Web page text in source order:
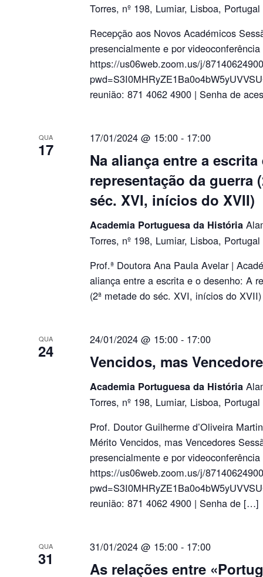
Torres, nº 198, Lumiar, Lisboa, Portugal
Recepção aos Novos Académicos
presencialmente e por
https://us06web.zoom.us/j/
reunião: 871 4062 4900 | Senha de
QUA
17
Na aliança entre a
representação da guerra
séc. XVI, inícios do XVII)
17/01/2024 @ 15:00 - 17:00
Academia Portuguesa da História
Torres, nº 198, Lumiar, Lisboa, Portugal
Prof.ª Doutora Ana Paula Avelar |
aliança entre a escrita e o desenho: A
(2ª metade do séc. XVI, inícios do
QUA
24
Vencidos, mas
24/01/2024 @ 15:00 - 17:00
Academia Portuguesa da História
Torres, nº 198, Lumiar, Lisboa, Portugal
Prof. Doutor Guilherme d’Oliveira
Mérito Vencidos, mas Vencedores
presencialmente e por
https://us06web.zoom.us/j/
reunião: 871 4062 4900 | Senha de […]
QUA
31
As relações entre
31/01/2024 @ 15:00 - 17:00